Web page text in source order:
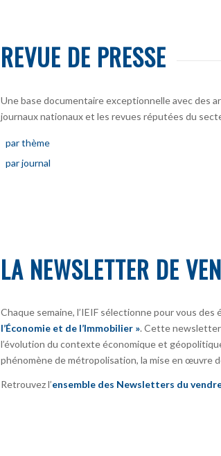
REVUE DE PRESSE
Une base documentaire exceptionnelle avec des
journaux nationaux et les revues réputées du
par thème
par journal
LA NEWSLETTER DE
Chaque semaine, l’IEIF sélectionne pour vous
l’Économie et de l’Immobilier ». Cette newsletter
l’évolution du contexte économique et
phénomène de métropolisation, la mise en œuvre
Retrouvez l’ensemble des Newsletters du